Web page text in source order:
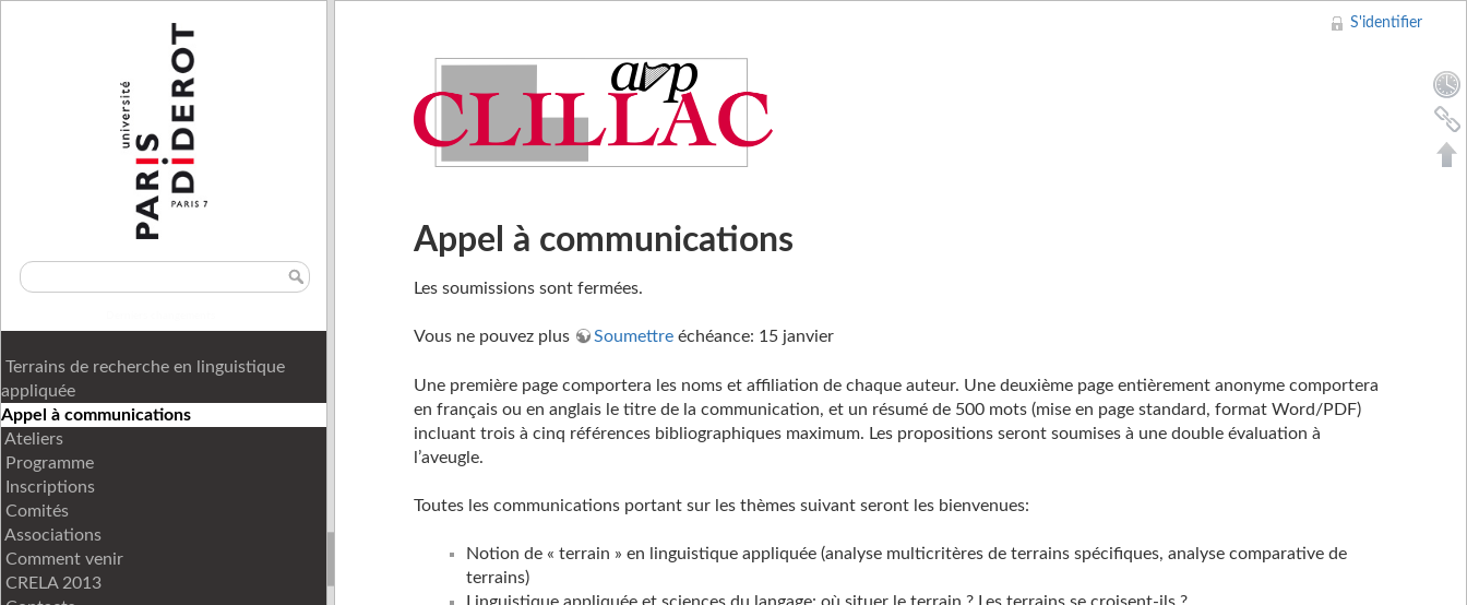
S'identifier
Appel à communications
Les soumissions sont fermées.
Vous ne pouvez plus Soumettre échéance: 15 janvier
Une première page comportera les noms et affiliation de chaque auteur. Une deuxième page entièrement anonyme comportera
en français ou en anglais le titre de la communication, et un résumé de 500 mots (mise en page standard, format Word/PDF)
incluant trois à cinq références bibliographiques maximum. Les propositions seront soumises à une double évaluation à
l’aveugle.
Toutes les communications portant sur les thèmes suivant seront les bienvenues:
Notion de « terrain » en linguistique appliquée (analyse multicritères de terrains spécifiques, analyse comparative de
terrains)
Terrains de recherche en linguistique
appliquée
Appel à communications
Ateliers
Programme
Inscriptions
Comités
Associations
Comment venir
CRELA 2013